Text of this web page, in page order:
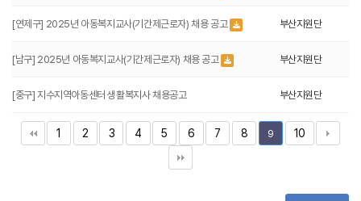
[연제구] 2025년 아동복지교사(기간제근로자) 채용 공고 부산지원단
[남구] 2025년 아동복지교사(기간제근로자) 채용 공고 부산지원단
[중구] 지수지역아동센터 생활복지사 채용공고 부산지원단
1 2 3 4 5 6 7 8 9 10